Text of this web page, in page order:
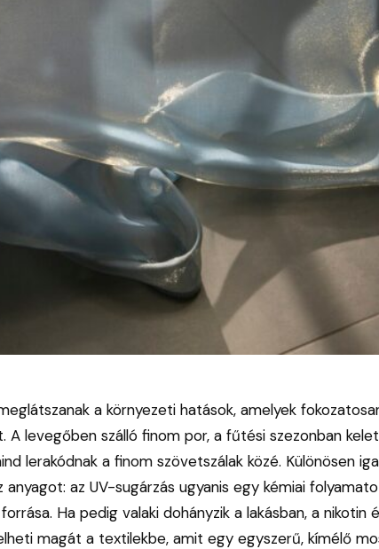
a környezeti hatások, amelyek
A levegőben szálló finom por, a fűtési szezonban
lerakódnak a finom szövetszálak közé. Különösen
az UV-sugárzás ugyanis egy kémiai
Ha pedig valaki dohányzik a lakásban, a nikotin
magát a textilekbe, amit egy egyszerű, kímélő